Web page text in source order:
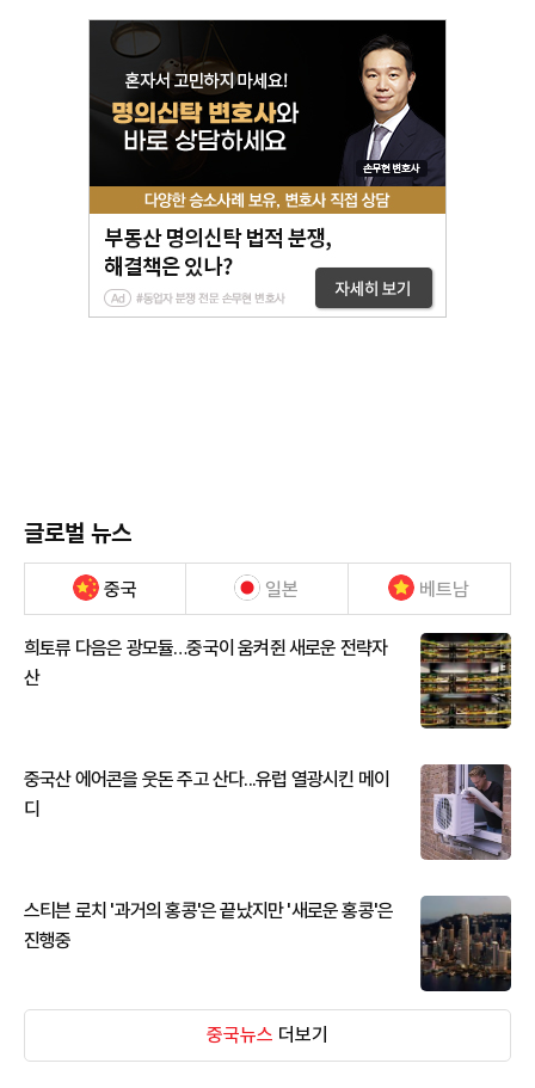
글로벌 뉴스
중국 일본 베트남
희토류 다음은 광모듈…중국이 움켜쥔 새로운 전략자
산
중국산 에어콘을 웃돈 주고 산다...유럽 열광시킨 메이
디
스티븐 로치 '과거의 홍콩'은 끝났지만 '새로운 홍콩'은
진행중
중국뉴스 더보기